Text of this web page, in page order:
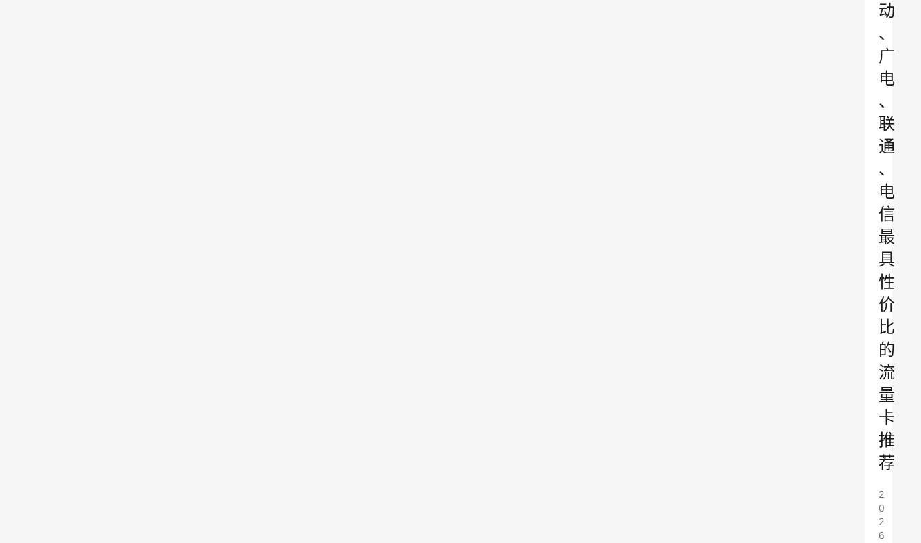
动
、
广
电
、
联
通
、
电
信
最
具
性
价
比
的
流
量
卡
推
荐
2
0
2
6